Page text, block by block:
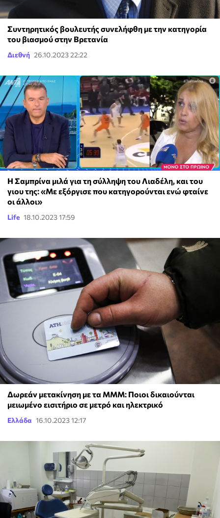
Συντηρητικός βουλευτής συνελήφθη με την κατηγορία
του βιασμού στην Βρετανία
Διεθνή 26.10.2023 22:22
H Σαμπρίνα μιλά για τη σύλληψη του Λιαδέλη, και του
γιου της: «Mε εξόργισε που κατηγορούνται ενώ φταίνε
οι άλλοι»
Life 18.10.2023 17:59
Δωρεάν μετακίνηση με τα ΜΜΜ: Ποιοι δικαιούνται
μειωμένο εισιτήριο σε μετρό και ηλεκτρικό
Ελλάδα 16.10.2023 12:17